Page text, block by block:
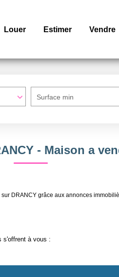
Louer Estimer Vendre
Surface min
- Maison a
DRANCY grâce aux annonces
s'offrent à vous :